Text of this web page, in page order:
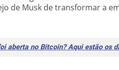
de Musk de transformar a
aberta no Bitcoin? Aqui estão os